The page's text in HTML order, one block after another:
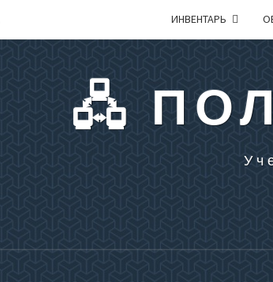
ИНВЕНТАРЬ
🖧